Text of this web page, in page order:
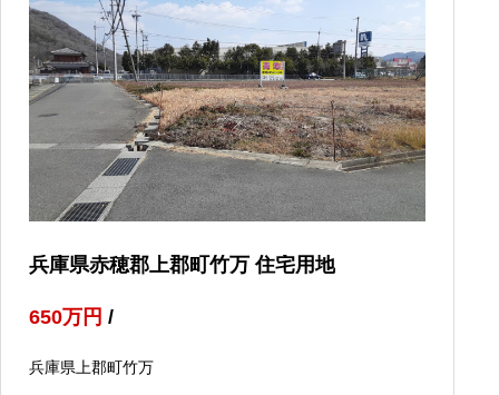
兵庫県赤穂郡上郡町竹万 住宅用地
650万円 /
兵庫県上郡町竹万